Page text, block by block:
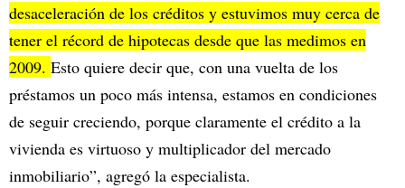
desaceleración de los créditos y estuvimos muy cerca de
tener el récord de hipotecas desde que las medimos en
2009. Esto quiere decir que, con una vuelta de los
préstamos un poco más intensa, estamos en condiciones
de seguir creciendo, porque claramente el crédito a la
vivienda es virtuoso y multiplicador del mercado
inmobiliario”, agregó la especialista.